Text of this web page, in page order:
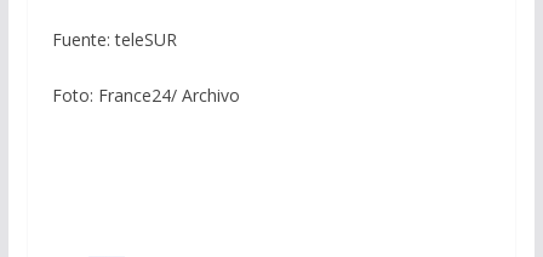
Fuente: teleSUR
Foto: France24/ Archivo